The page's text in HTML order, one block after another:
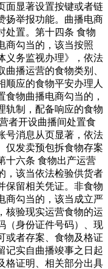
面显著设置按键或者链
扬举报功能。曲播电商
处置。第十四条 食物
商勾当的，该当按照
义务监视办理》，依法
播运营的食物类别、
顺应的食物平安办理人
食物曲播电商勾当的，
轨制，配备响应的食物
者开设曲播间处置食
号消息从页显著，依法
仅发卖预包拆食物存案
十六条 食物出产运营
，该当依法检验供货者
保留相关凭证。非食物
商勾当的，该当成立严
核验现实运营食物的运
（身份证件号码）、现
或者存案、食物及格证
记实自曲播竣事之日起
格证明、相关部分出具